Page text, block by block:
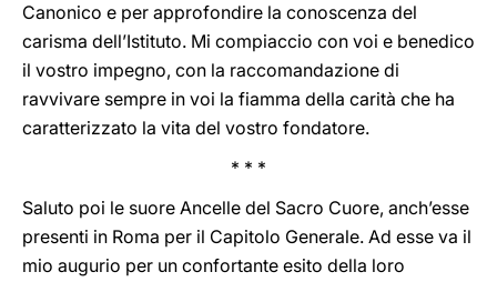
Canonico e per approfondire la conoscenza del
carisma dell’Istituto. Mi compiaccio con voi e benedico
il vostro impegno, con la raccomandazione di
ravvivare sempre in voi la fiamma della carità che ha
caratterizzato la vita del vostro fondatore.
* * *
Saluto poi le suore Ancelle del Sacro Cuore, anch’esse
presenti in Roma per il Capitolo Generale. Ad esse va il
mio augurio per un confortante esito della loro